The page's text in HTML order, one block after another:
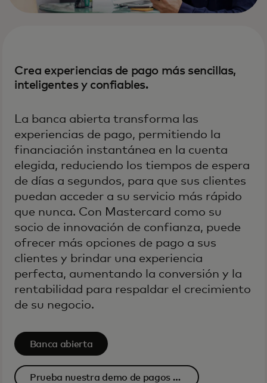
Crea experiencias de pago más sencillas,
inteligentes y confiables.
La banca abierta transforma las
experiencias de pago, permitiendo la
financiación instantánea en la cuenta
elegida, reduciendo los tiempos de espera
de días a segundos, para que sus clientes
puedan acceder a su servicio más rápido
que nunca. Con Mastercard como su
socio de innovación de confianza, puede
ofrecer más opciones de pago a sus
clientes y brindar una experiencia
perfecta, aumentando la conversión y la
rentabilidad para respaldar el crecimiento
de su negocio.
Banca abierta
Prueba nuestra demo de pagos de